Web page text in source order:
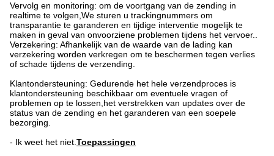
Vervolg en monitoring: om de voortgang van de zending in
realtime te volgen,We sturen u trackingnummers om
transparantie te garanderen en tijdige interventie mogelijk te
maken in geval van onvoorziene problemen tijdens het vervoer..
Verzekering: Afhankelijk van de waarde van de lading kan
verzekering worden verkregen om te beschermen tegen verlies
of schade tijdens de verzending.
Klantondersteuning: Gedurende het hele verzendproces is
klantondersteuning beschikbaar om eventuele vragen of
problemen op te lossen,het verstrekken van updates over de
status van de zending en het garanderen van een soepele
bezorging.
- Ik weet het niet. Toepassingen